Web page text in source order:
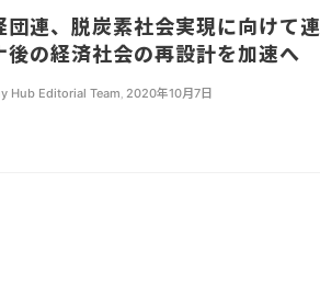
団連、脱炭素社会実現に向けて連
後の経済社会の再設計を加速へ
Hub Editorial Team 2020年10月7日